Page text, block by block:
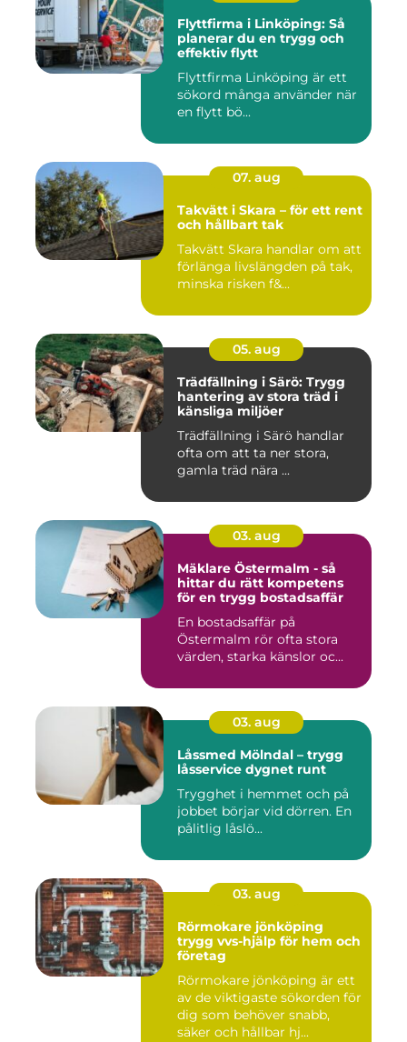
Flyttfirma i Linköping: Så
planerar du en trygg och
effektiv flytt
Flyttfirma Linköping är ett
sökord många använder när
en flytt bö...
07. aug
Takvätt i Skara – för ett rent
och hållbart tak
Takvätt Skara handlar om att
förlänga livslängden på tak,
minska risken f&...
05. aug
Trädfällning i Särö: Trygg
hantering av stora träd i
känsliga miljöer
Trädfällning i Särö handlar
ofta om att ta ner stora,
gamla träd nära ...
03. aug
Mäklare Östermalm - så
hittar du rätt kompetens
för en trygg bostadsaffär
En bostadsaffär på
Östermalm rör ofta stora
värden, starka känslor oc...
03. aug
Låssmed Mölndal – trygg
låsservice dygnet runt
Trygghet i hemmet och på
jobbet börjar vid dörren. En
pålitlig låslö...
03. aug
Rörmokare jönköping
trygg vvs-hjälp för hem och
företag
Rörmokare jönköping är ett
av de viktigaste sökorden för
dig som behöver snabb,
säker och hållbar hj...